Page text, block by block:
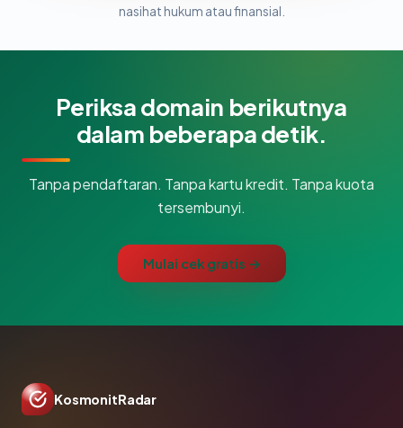
nasihat hukum atau finansial.
Periksa domain berikutnya
dalam beberapa detik.
Tanpa pendaftaran. Tanpa kartu kredit. Tanpa kuota
tersembunyi.
Mulai cek gratis →
KosmonitRadar